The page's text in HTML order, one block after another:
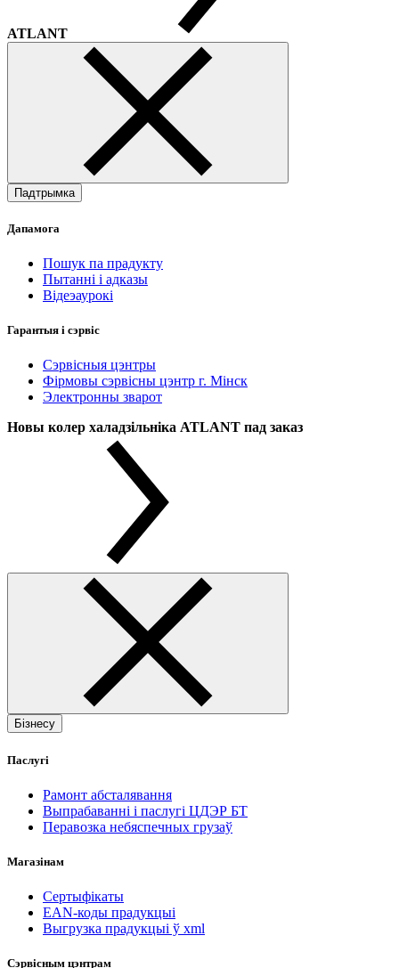
ATLANT
Падтрымка
Дапамога
Пошук па прадукту
Пытанні і адказы
Відеэаурокі
Гарантыя і сэрвіс
Сэрвісныя цэнтры
Фірмовы сэрвісны цэнтр г. Мінск
Электронны зварот
Новы колер халадзільніка ATLANT пад заказ
Бізнесу
Паслугі
Рамонт абсталявання
Выпрабаванні і паслугі ЦДЭР БТ
Перавозка небяспечных грузаў
Магазінам
Сертыфікаты
EAN-коды прадукцыі
Выгрузка прадукцыі ў xml
Сэрвісным цэнтрам